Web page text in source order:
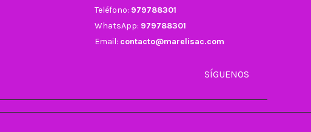
Teléfono: 979788301
WhatsApp: 979788301
Email: contacto@marelisac.com
SÍGUENOS